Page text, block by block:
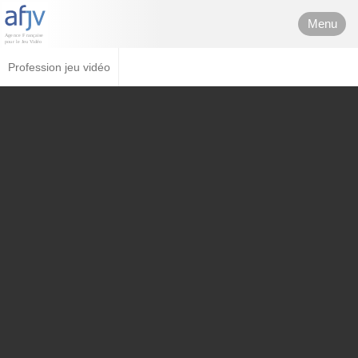
Menu
Profession jeu vidéo